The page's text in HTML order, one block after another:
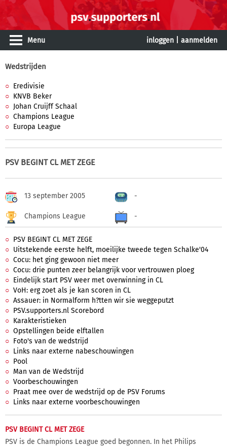
Menu inloggen aanmelden
Wedstrijden
Eredivisie
KNVB Beker
Johan Cruijff Schaal
Champions League
Europa League
PSV BEGINT CL MET ZEGE
13 september 2005 -
Champions League -
PSV BEGINT CL MET ZEGE
Uitstekende eerste helft, moeilijke tweede tegen Schalke'04
Cocu: het ging gewoon niet meer
Cocu: drie punten zeer belangrijk voor vertrouwen ploeg
Eindelijk start PSV weer met overwinning in CL
VoH: erg zoet als je kan scoren in CL
Assauer: in Normalform h?tten wir sie weggeputzt
PSV.supporters.nl Scorebord
Karakteristieken
Opstellingen beide elftallen
Foto's van de wedstrijd
Links naar externe nabeschouwingen
Pool
Man van de Wedstrijd
Voorbeschouwingen
Praat mee over de wedstrijd op de PSV Forums
Links naar externe voorbeschouwingen
PSV BEGINT CL MET ZEGE
PSV is de Champions League goed begonnen. In het Philips